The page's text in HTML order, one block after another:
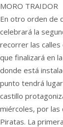
MORO TRAIDOR
En otro orden de
celebrará la
recorrer las calles
que finalizará en
donde está
punto tendrá
castillo
miércoles, por las
Piratas. La